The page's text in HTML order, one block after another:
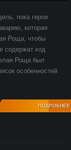
пока герои
которая
Роща, чтобы
содержат код
Роща был
особенностей
ПОДРОБНЕЕ